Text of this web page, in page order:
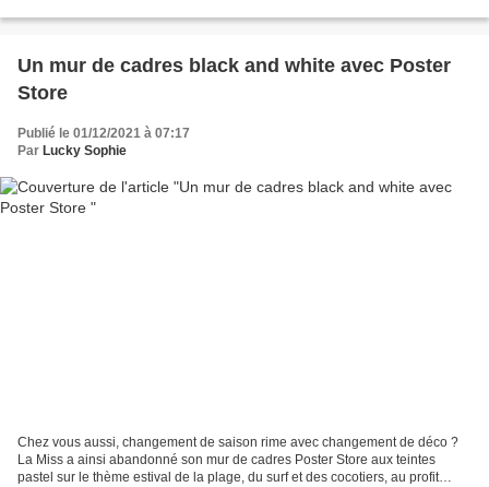
Un mur de cadres black and white avec Poster
Store
Publié le 01/12/2021 à 07:17
Par Lucky Sophie
Chez vous aussi, changement de saison rime avec changement de déco ?
La Miss a ainsi abandonné son mur de cadres Poster Store aux teintes
pastel sur le thème estival de la plage, du surf et des cocotiers, au profit